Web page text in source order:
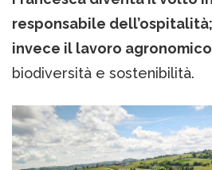
responsabile
invece il lavoro agronomico
biodiversità e sostenibilità.